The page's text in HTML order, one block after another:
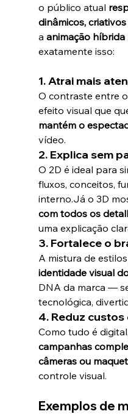
o público atual
dinâmicos,
a animação híbrida
exatamente isso:
1. Atrai mais
O contraste entre
efeito visual que
mantém o
vídeo.
2. Explica sem
O 2D é ideal para
fluxos, conceitos,
interno.Já o 3D
com todos os
uma explicação
3. Fortalece o
A mistura de
identidade visual
DNA da marca —
tecnológica,
4. Reduz
Como tudo é
campanhas
câmeras ou
controle visual.
Exemplos de